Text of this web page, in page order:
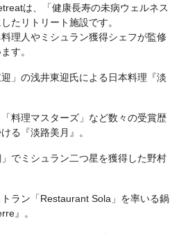
は、「健康長寿の未病ウェルネス
たリトリート施設です。
理人やミシュラン獲得シェフが監修
す。
」の浅井東迎氏による日本料理『淡
料理マスターズ」など数々の受賞歴
る『淡路美月』。
でミシュラン二つ星を獲得した野村
ラン「Restaurant Sola」を率いる鍋
』。